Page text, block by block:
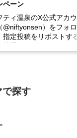
ペーン
ティ温泉のX公式アカ
@niftyonsen）をフォ
指定投稿をリポストする
探す